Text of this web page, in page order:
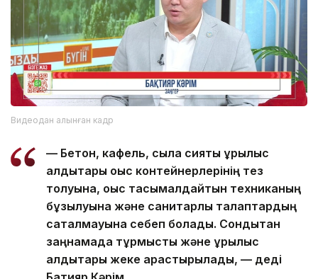
Видеодан алынған кадр
— Бетон, кафель, сылақ сияқты құрылыс
қалдықтары қоқыс контейнерлерінің тез
толуына, қоқыс тасымалдайтын техниканың
бұзылуына және санитарлық талаптардың
сақталмауына себеп болады. Сондықтан
заңнамада тұрмыстық және құрылыс
қалдықтары жеке қарастырылады, — деді